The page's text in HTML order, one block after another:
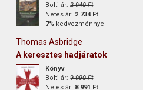
Bolti ár:2 940 Ft
Netes ár: 2 734 Ft
7% kedvezménnyel
Thomas Asbridge
A keresztes hadjáratok
Könyv
Bolti ár:9 990 Ft
Netes ár: 8 991 Ft